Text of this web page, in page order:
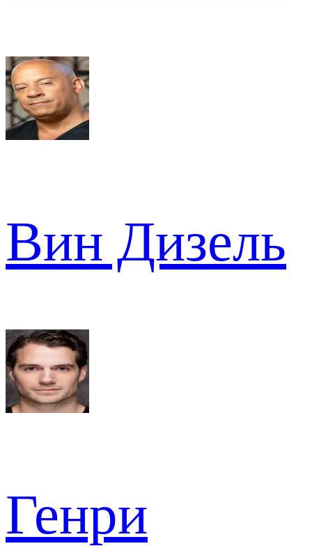
Вин Дизель
Генри